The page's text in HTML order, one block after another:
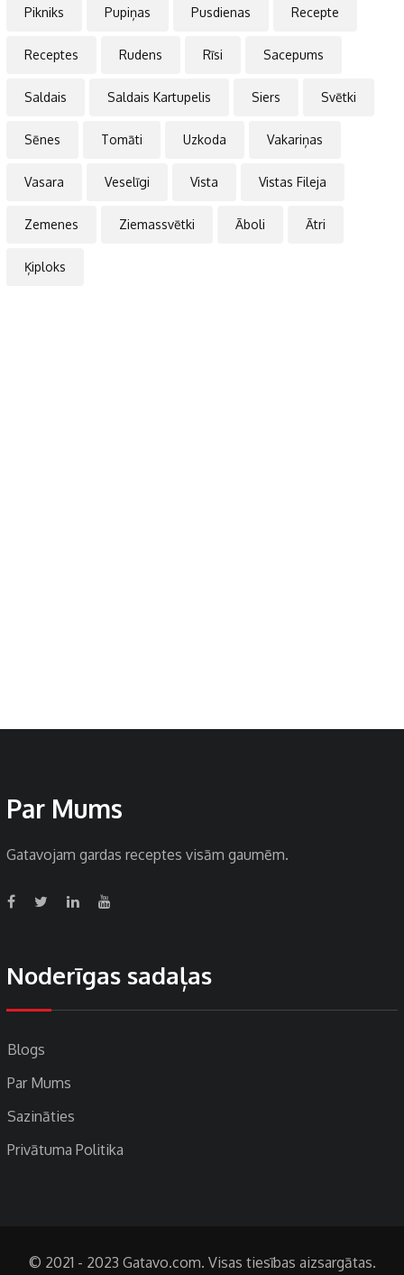
Pikniks Pupiņas Pusdienas Recepte
Receptes Rudens Rīsi Sacepums
Saldais Saldais Kartupelis Siers Svētki
Sēnes Tomāti Uzkoda Vakariņas
Vasara Veselīgi Vista Vistas Fileja
Zemenes Ziemassvētki Āboli Ātri
Ķiploks
Par Mums
Gatavojam gardas receptes visām gaumēm.
Noderīgas sadaļas
Blogs
Par Mums
Sazināties
Privātuma Politika
© 2021 - 2023 Gatavo.com. Visas tiesības aizsargātas.